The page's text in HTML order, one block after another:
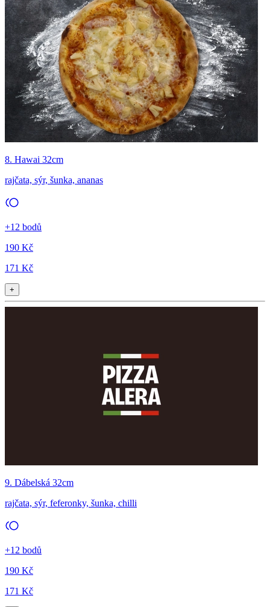
8. Hawai 32cm
rajčata, sýr, šunka, ananas
+12 bodů
190 Kč
171 Kč
+
9. Dábelská 32cm
rajčata, sýr, feferonky, šunka, chilli
+12 bodů
190 Kč
171 Kč